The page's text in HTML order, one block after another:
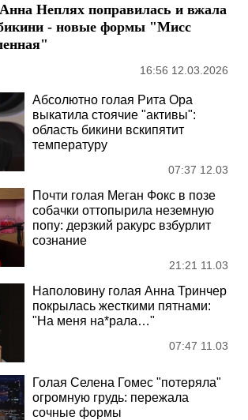
Неплях поправилась и вжала
- новые формы "Мисс
16:56 12.03.2026
Абсолютно голая Рита Ора
выкатила стоячие "активы":
область бикини вскипятит
температуру
07:37 12.03
Почти голая Меган Фокс в позе
собачки оттопырила неземную
попу: дерзкий ракурс взбурлит
сознание
21:21 11.03
Наполовину голая Анна Тринчер
покрылась жесткими пятнами:
"На меня на*рала…"
07:47 11.03
Голая Селена Гомес "потеряла"
огромную грудь: пережала
сочные формы